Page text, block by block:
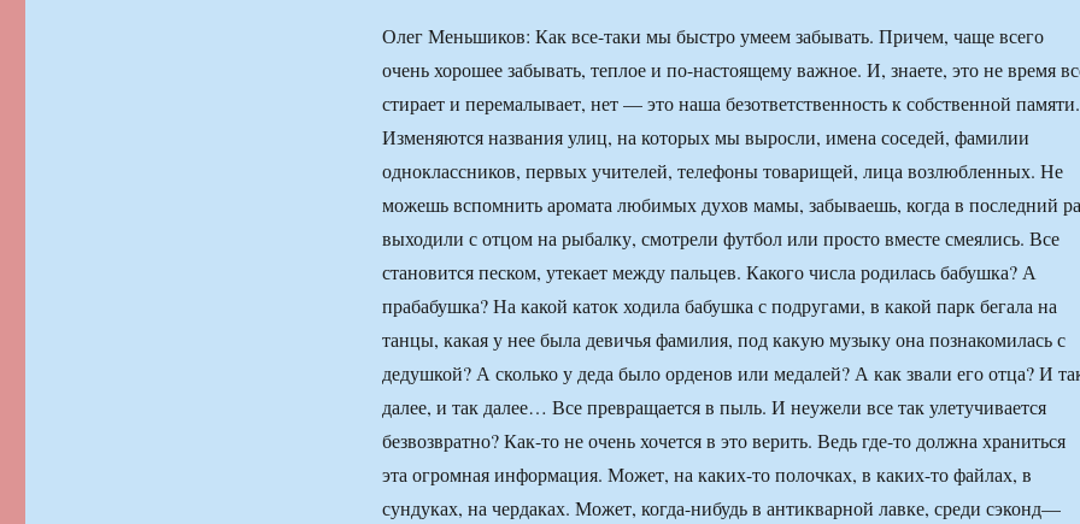
Олег Меньшиков: Как все-таки мы быстро умеем забывать. Причем, чаще всего
очень хорошее забывать, теплое и по-настоящему важное. И, знаете, это не время
стирает и перемалывает, нет — это наша безответственность к собственной памяти.
Изменяются названия улиц, на которых мы выросли, имена соседей, фамилии
одноклассников, первых учителей, телефоны товарищей, лица возлюбленных. Не
можешь вспомнить аромата любимых духов мамы, забываешь, когда в последний
выходили с отцом на рыбалку, смотрели футбол или просто вместе смеялись. Все
становится песком, утекает между пальцев. Какого числа родилась бабушка? А
прабабушка? На какой каток ходила бабушка с подругами, в какой парк бегала на
танцы, какая у нее была девичья фамилия, под какую музыку она познакомилась с
дедушкой? А сколько у деда было орденов или медалей? А как звали его отца? И
далее, и так далее… Все превращается в пыль. И неужели все так улетучивается
безвозвратно? Как-то не очень хочется в это верить. Ведь где-то должна храниться
эта огромная информация. Может, на каких-то полочках, в каких-то файлах, в
сундуках, на чердаках. Может, когда-нибудь в антикварной лавке, среди сэконд—